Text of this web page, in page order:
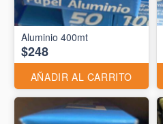
Aluminio 400mt
$248
AÑADIR AL CARRITO